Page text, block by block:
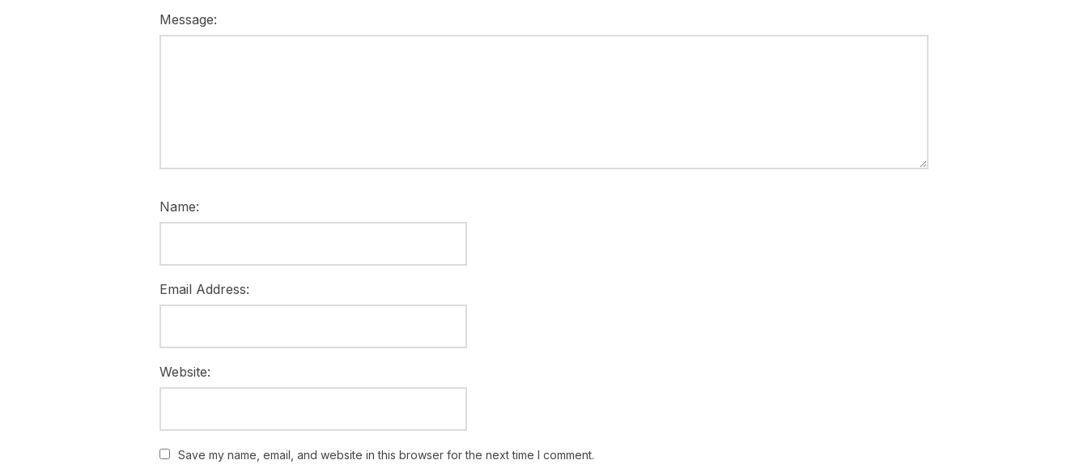
Message:
Name:
Email Address:
Website:
Save my name, email, and website in this browser for the next time I comment.